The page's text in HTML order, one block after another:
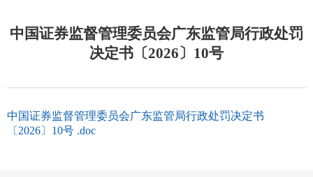
中国证券监督管理委员会广东监管局行政处罚
决定书〔2026〕10号
中国证券监督管理委员会广东监管局行政处罚决定书
〔2026〕10号 .doc